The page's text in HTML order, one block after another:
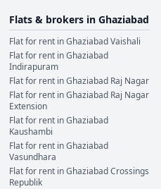
Flats & brokers in Ghaziabad
Flat for rent inGhaziabadVaishali
Flat for rent inGhaziabad
Indirapuram
Flat for rent inGhaziabad Raj Nagar
Flat for rent inGhaziabad Raj Nagar
Extension
Flat for rent inGhaziabad
Kaushambi
Flat for rent inGhaziabad
Vasundhara
Flat for rent inGhaziabadCrossings
Republik